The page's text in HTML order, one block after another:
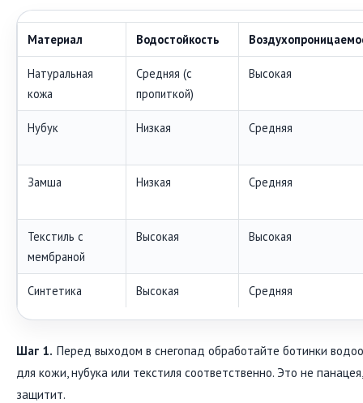
Материал Водостойкость
Натуральная
кожа
Средняя (с
пропиткой)
Высокая
Нубук Низкая Средняя
Замша Низкая Средняя
Текстиль с
мембраной
Высокая Высокая
Синтетика Высокая Средняя
Шаг 1. Перед выходом в снегопад обработайте ботинки
для кожи, нубука или текстиля соответственно. Это не
защитит.